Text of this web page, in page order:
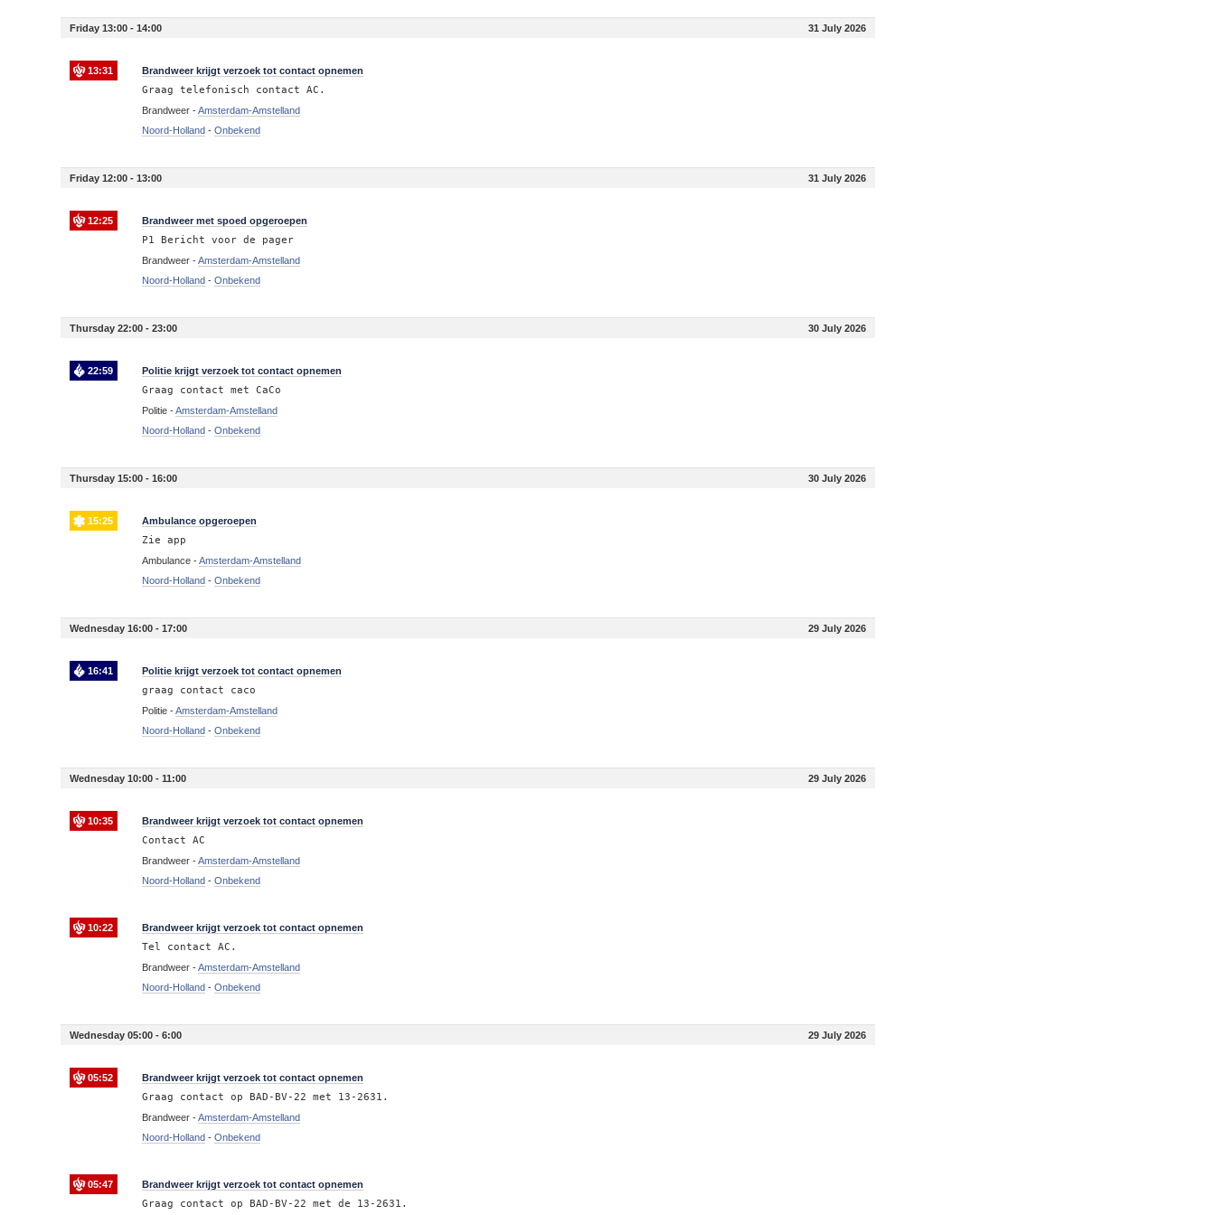
Friday 13:00 - 14:00 31 July 2026
13:31 Brandweer krijgt verzoek tot contact opnemen
Graag telefonisch contact AC.
Brandweer -Amsterdam-Amstelland
Noord-Holland -Onbekend
Friday 12:00 - 13:00 31 July 2026
12:25 Brandweer met spoed opgeroepen
P1 Bericht voor de pager
Brandweer -Amsterdam-Amstelland
Noord-Holland -Onbekend
Thursday 22:00 - 23:00 30 July 2026
22:59 Politie krijgt verzoek tot contact opnemen
Graag contact met CaCo
Politie -Amsterdam-Amstelland
Noord-Holland -Onbekend
Thursday 15:00 - 16:00 30 July 2026
15:25 Ambulance opgeroepen
Zie app
Ambulance -Amsterdam-Amstelland
Noord-Holland -Onbekend
Wednesday 16:00 - 17:00 29 July 2026
16:41 Politie krijgt verzoek tot contact opnemen
graag contact caco
Politie -Amsterdam-Amstelland
Noord-Holland -Onbekend
Wednesday 10:00 - 11:00 29 July 2026
10:35 Brandweer krijgt verzoek tot contact opnemen
Contact AC
Brandweer -Amsterdam-Amstelland
Noord-Holland -Onbekend
10:22 Brandweer krijgt verzoek tot contact opnemen
Tel contact AC.
Brandweer -Amsterdam-Amstelland
Noord-Holland -Onbekend
Wednesday 05:00 - 6:00 29 July 2026
05:52 Brandweer krijgt verzoek tot contact opnemen
Graag contact op BAD-BV-22 met 13-2631.
Brandweer -Amsterdam-Amstelland
Noord-Holland -Onbekend
05:47 Brandweer krijgt verzoek tot contact opnemen
Graag contact op BAD-BV-22 met de 13-2631.